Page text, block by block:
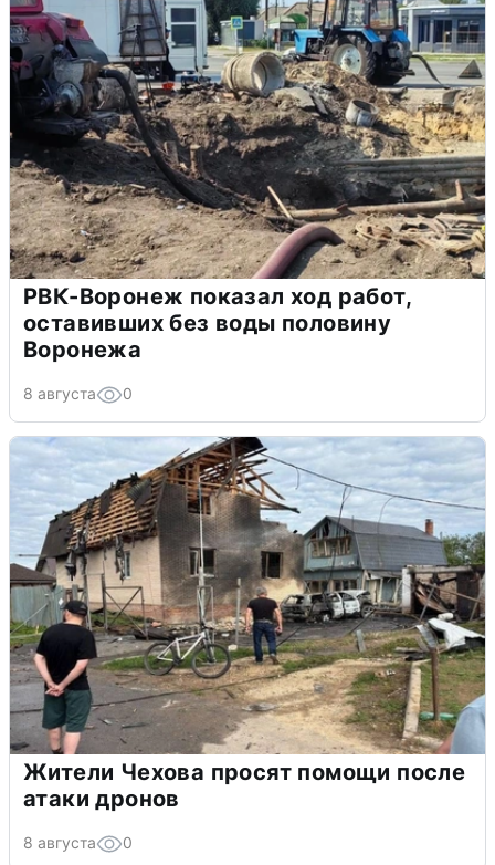
РВК-Воронеж показал ход работ,
оставивших без воды половину
Воронежа
8 августа 0
Жители Чехова просят помощи после
атаки дронов
8 августа 0